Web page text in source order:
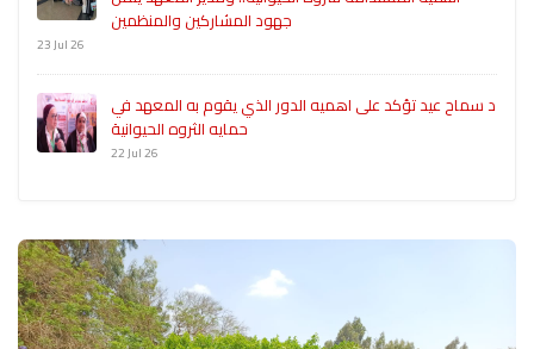
جهود المشاركين والمنظمين
23 Jul 26
د سماح عيد تؤكد على اهميه الدور الذي يقوم به المعهد في
حمايه الثروه الحيوانية
22 Jul 26